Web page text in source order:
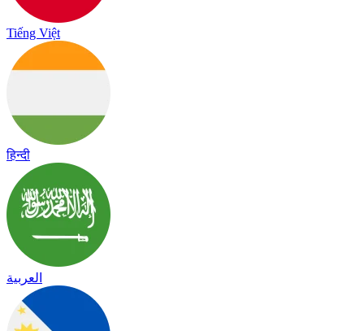
Tiếng Việt
हिन्दी
العربية